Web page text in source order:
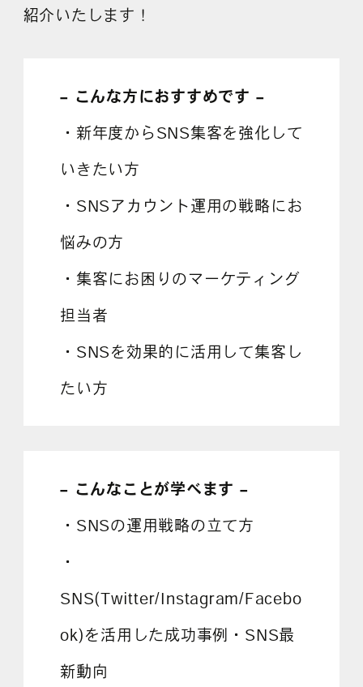
紹介いたします！
– こんな方におすすめです –
・新年度からSNS集客を強化して
いきたい方
・SNSアカウント運用の戦略にお
悩みの方
・集客にお困りのマーケティング
担当者
・SNSを効果的に活用して集客し
たい方
– こんなことが学べます –
・SNSの運用戦略の立て方
・
SNS(Twitter/Instagram/Facebo
ok)を活用した成功事例・SNS最
新動向